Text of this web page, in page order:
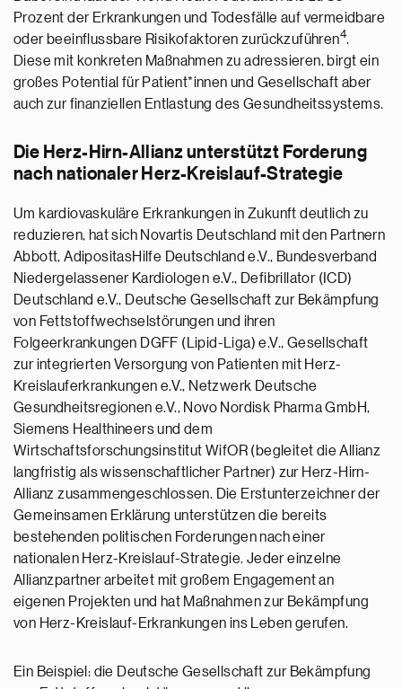
Prozent der Erkrankungen und Todesfälle auf vermeidbare
oder beeinflussbare Risikofaktoren zurückzuführen4.
Diese mit konkreten Maßnahmen zu adressieren, birgt ein
großes Potential für Patient*innen und Gesellschaft aber
auch zur finanziellen Entlastung des Gesundheitssystems.
Die Herz-Hirn-Allianz unterstützt Forderung
nach nationaler Herz-Kreislauf-Strategie
Um kardiovaskuläre Erkrankungen in Zukunft deutlich zu
reduzieren, hat sich Novartis Deutschland mit den Partnern
Abbott, AdipositasHilfe Deutschland e.V., Bundesverband
Niedergelassener Kardiologen e.V., Defibrillator (ICD)
Deutschland e.V., Deutsche Gesellschaft zur Bekämpfung
von Fettstoffwechselstörungen und ihren
Folgeerkrankungen DGFF (Lipid-Liga) e.V., Gesellschaft
zur integrierten Versorgung von Patienten mit Herz-
Kreislauferkrankungen e.V., Netzwerk Deutsche
Gesundheitsregionen e.V., Novo Nordisk Pharma GmbH,
Siemens Healthineers und dem
Wirtschaftsforschungsinstitut WifOR (begleitet die Allianz
langfristig als wissenschaftlicher Partner) zur Herz-Hirn-
Allianz zusammengeschlossen. Die Erstunterzeichner der
Gemeinsamen Erklärung unterstützen die bereits
bestehenden politischen Forderungen nach einer
nationalen Herz-Kreislauf-Strategie. Jeder einzelne
Allianzpartner arbeitet mit großem Engagement an
eigenen Projekten und hat Maßnahmen zur Bekämpfung
von Herz-Kreislauf-Erkrankungen ins Leben gerufen.
Ein Beispiel: die Deutsche Gesellschaft zur Bekämpfung